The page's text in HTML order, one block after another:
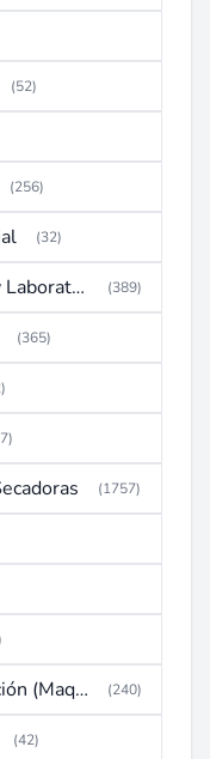
(52)
(256)
(32)
Instrumental (Eléctrico y Laboratorio) (389)
(365)
(1757)
Maquinaria de Construcción (Maquinaria Pesada) (240)
(42)